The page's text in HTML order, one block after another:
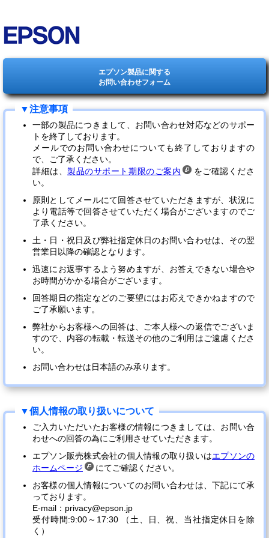
エプソン製品に関する
お問い合わせフォーム
一部の製品につきまして、お問い合わせ対応などのサポー
トを終了しております。
メールでのお問い合わせについても終了しておりますの
で、ご了承ください。
詳細は、製品のサポート期限のご案内
をご確認くださ
い。
原則としてメールにて回答させていただきますが、状況に
より電話等で回答させていただく場合がございますのでご
了承ください。
土・日・祝日及び弊社指定休日のお問い合わせは、その翌
営業日以降の確認となります。
迅速にお返事するよう努めますが、お答えできない場合や
お時間がかかる場合がございます。
回答期日の指定などのご要望にはお応えできかねますので
ご了承願います。
弊社からお客様への回答は、ご本人様への返信でございま
すので、内容の転載・転送その他のご利用はご遠慮くださ
い。
お問い合わせは日本語のみ承ります。
ご入力いただいたお客様の情報につきましては、お問い合
わせへの回答の為にご利用させていただきます。
エプソン販売株式会社の個人情報の取り扱いはエプソンの
ホームページ
にてご確認ください。
お客様の個人情報についてのお問い合わせは、下記にて承
っております。
E-mail：privacy@epson.jp
受付時間:9:00～17:30 （土、日、祝、当社指定休日を除
く）